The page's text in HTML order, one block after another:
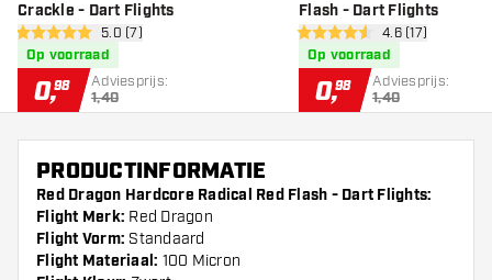
Crackle - Dart Flights
open reviews drawer
5 score sterren5.0 (7)
Op voorraad
0,98 Adviesprijs:
1,40
Flash - Dart Flights
open reviews
4.6 score sterren4.6 (17)
Op voorraad
0,98 Adviesprijs:
1,40
PRODUCTINFORMATIE
Red Dragon Hardcore Radical Red Flash - Dart Flights:
Flight Merk: Red Dragon
Flight Vorm: Standaard
Flight Materiaal: 100 Micron